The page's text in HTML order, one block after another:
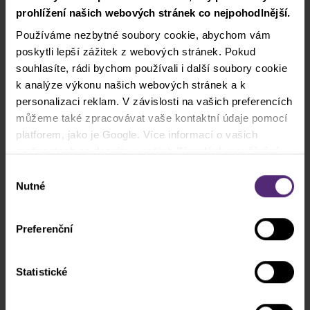
prohlížení našich webových stránek co nejpohodlnější.
Používáme nezbytné soubory cookie, abychom vám
poskytli lepší zážitek z webových stránek. Pokud
souhlasíte, rádi bychom používali i další soubory cookie
k analýze výkonu našich webových stránek a k
personalizaci reklam. V závislosti na vašich preferencích
můžeme také zpracovávat vaše kontaktní údaje pomocí
platforem, jako je Google. Více informací o vašich
možnostech se dozvíte v našichZásadách používání
a souhlasíte s tím, že sdílíme vaše informace s třetími
stranami, například s našimi marketingovými partnery. To
zpracovávány ve Spojených státech amerických.
souhlasu
Nutné
Preferenční
Statistické
Patrik Klempár
Zakladatel Forexnation.cz a
profesionální trader
nezávislost. Většina z nich se však z tohoto
naopak splnil. Během 10 let obchodování na